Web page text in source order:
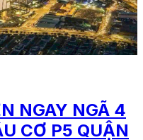
NGAY NGÃ 4
CƠ P5 QUẬN